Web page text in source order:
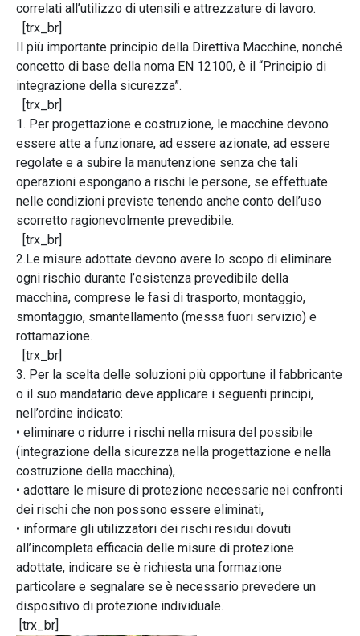
correlati all’utilizzo di utensili e attrezzature di lavoro.
[trx_br]
Il più importante principio della Direttiva Macchine, nonché
concetto di base della noma EN 12100, è il “Principio di
integrazione della sicurezza”.
[trx_br]
1. Per progettazione e costruzione, le macchine devono
essere atte a funzionare, ad essere azionate, ad essere
regolate e a subire la manutenzione senza che tali
operazioni espongano a rischi le persone, se effettuate
nelle condizioni previste tenendo anche conto dell’uso
scorretto ragionevolmente prevedibile.
[trx_br]
2.Le misure adottate devono avere lo scopo di eliminare
ogni rischio durante l’esistenza prevedibile della
macchina, comprese le fasi di trasporto, montaggio,
smontaggio, smantellamento (messa fuori servizio) e
rottamazione.
[trx_br]
3. Per la scelta delle soluzioni più opportune il fabbricante
o il suo mandatario deve applicare i seguenti principi,
nell’ordine indicato:
• eliminare o ridurre i rischi nella misura del possibile
(integrazione della sicurezza nella progettazione e nella
costruzione della macchina),
• adottare le misure di protezione necessarie nei confronti
dei rischi che non possono essere eliminati,
• informare gli utilizzatori dei rischi residui dovuti
all’incompleta efficacia delle misure di protezione
adottate, indicare se è richiesta una formazione
particolare e segnalare se è necessario prevedere un
dispositivo di protezione individuale.
[trx_br]